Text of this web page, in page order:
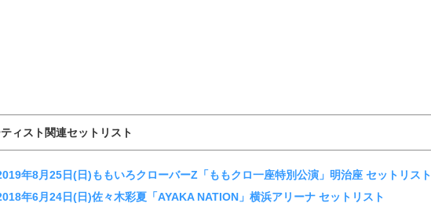
ィスト関連セットリスト
年8月25日(日)ももいろクローバーZ「ももクロ一座特別公演」明治座 セットリスト
年6月24日(日)佐々木彩夏「AYAKA NATION」横浜アリーナ セットリスト